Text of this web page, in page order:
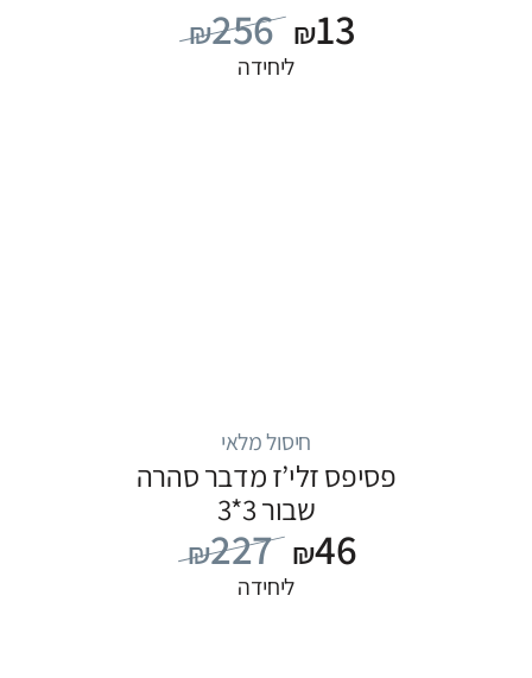
₪256 ₪13
ליחידה
חיסול מלאי
פסיפס זלי’ז מדבר סהרה
שבור 3*3
₪227 ₪46
ליחידה